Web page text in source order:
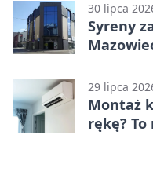
30 lipca
Syreny
29 lipca
Montaż
rękę?